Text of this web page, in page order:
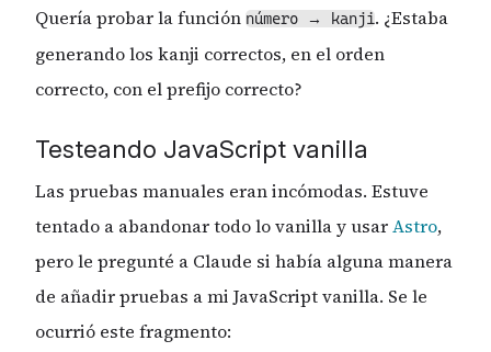
Quería probar la función número → kanji. ¿Estaba
generando los kanji correctos, en el orden
correcto, con el prefijo correcto?
Testeando JavaScript vanilla
Las pruebas manuales eran incómodas. Estuve
tentado a abandonar todo lo vanilla y usarAstro,
pero le pregunté a Claude si había alguna manera
de añadir pruebas a mi JavaScript vanilla. Se le
ocurrió este fragmento: